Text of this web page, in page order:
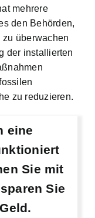
mehrere
den Behörden,
überwachen
der installierten
zu reduzieren.
eine
Sie mit
Sie